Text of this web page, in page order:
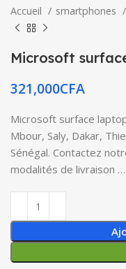
Accueil smartphones
Microsoft
321,000CFA
Microsoft surface
Mbour, Saly, Dakar,
Sénégal. Contactez
modalités de livraison …